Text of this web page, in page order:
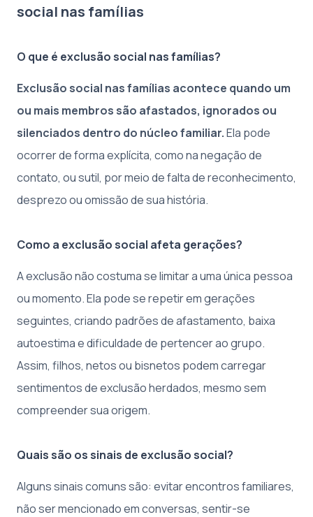
social nas famílias
O que é exclusão social nas famílias?
Exclusão social nas famílias acontece quando um
ou mais membros são afastados, ignorados ou
silenciados dentro do núcleo familiar.Ela pode
ocorrer de forma explícita, como na negação de
contato, ou sutil, por meio de falta de reconhecimento,
desprezo ou omissão de sua história.
Como a exclusão social afeta gerações?
A exclusão não costuma se limitar a uma única pessoa
ou momento. Ela pode se repetir em gerações
seguintes, criando padrões de afastamento, baixa
autoestima e dificuldade de pertencer ao grupo.
Assim, filhos, netos ou bisnetos podem carregar
sentimentos de exclusão herdados, mesmo sem
compreender sua origem.
Quais são os sinais de exclusão social?
Alguns sinais comuns são: evitar encontros familiares,
não ser mencionado em conversas, sentir-se